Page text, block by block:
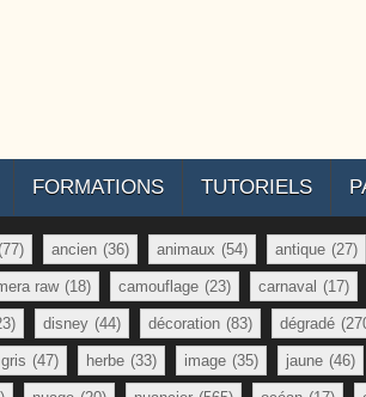
FORMATIONS TUTORIELS
(77) ancien (36) animaux (54) antique (27)
raw (18) camouflage (23) carnaval (17)
disney (44) décoration (83) dégradé
gris (47) herbe (33) image (35) jaune (46)